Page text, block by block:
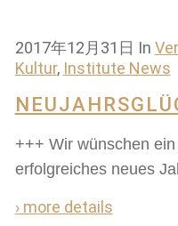
2017年12月31日 In
Kultur, Institute News
+++ Wir wünschen
erfolgreiches neues
› more details